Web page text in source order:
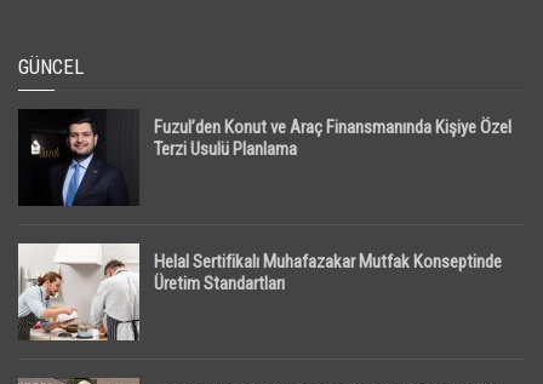
GÜNCEL
Fuzul’den Konut ve Araç Finansmanında Kişiye Özel
Terzi Usulü Planlama
Helal Sertifikalı Muhafazakar Mutfak Konseptinde
Üretim Standartları